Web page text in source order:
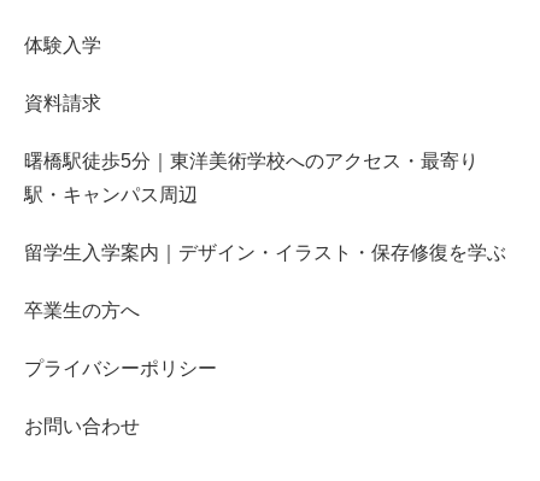
体験入学
資料請求
曙橋駅徒歩5分｜東洋美術学校へのアクセス・最寄り
駅・キャンパス周辺
留学生入学案内｜デザイン・イラスト・保存修復を学ぶ
卒業生の方へ
プライバシーポリシー
お問い合わせ